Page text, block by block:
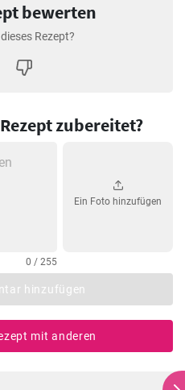
bewerten
Rezept?
zubereitet?
0 / 255
Ein Foto hinzufügen
hinzufügen
mit anderen